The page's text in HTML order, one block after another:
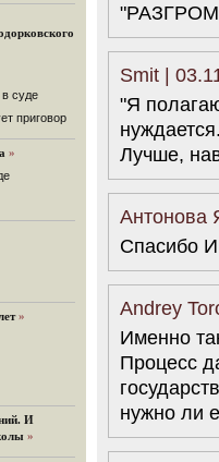
выйти из-
из фонда
в суде
приговор
»
»
И
»
Smit |
"Я
Лучше,
Антонова
Спасибо
Andrey
Именно
Процесс
нужно ли